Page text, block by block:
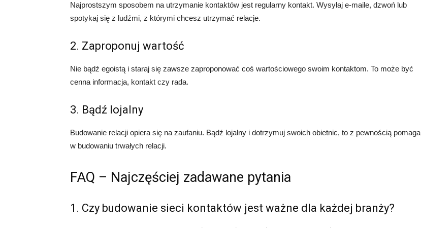
Najprostszym sposobem na utrzymanie kontaktów jest regularny kontakt. Wysyłaj e-maile, dzwoń lub
spotykaj się z ludźmi, z którymi chcesz utrzymać relacje.
2. Zaproponuj wartość
Nie bądź egoistą i staraj się zawsze zaproponować coś wartościowego swoim kontaktom. To może być
cenna informacja, kontakt czy rada.
3. Bądź lojalny
Budowanie relacji opiera się na zaufaniu. Bądź lojalny i dotrzymuj swoich obietnic, to z pewnością pomaga
w budowaniu trwałych relacji.
FAQ – Najczęściej zadawane pytania
1. Czy budowanie sieci kontaktów jest ważne dla każdej branży?